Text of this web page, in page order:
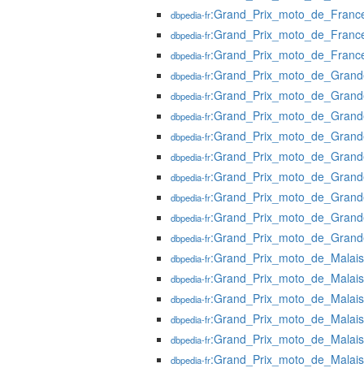
dbpedia-fr
dbpedia-fr
dbpedia-fr
dbpedia-fr
dbpedia-fr
dbpedia-fr
dbpedia-fr
dbpedia-fr
dbpedia-fr
dbpedia-fr
dbpedia-fr
dbpedia-fr
dbpedia-fr
dbpedia-fr
dbpedia-fr
dbpedia-fr
dbpedia-fr
dbpedia-fr